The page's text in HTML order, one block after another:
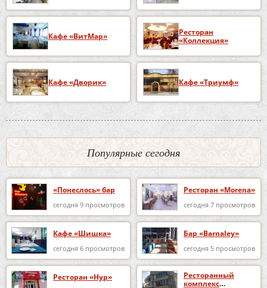
Кафе «ВитМар»
Ресторан
«Коллекция»
Кафе «Дворик» Кафе «Триумф»
Популярные сегодня
«Понеслось» бар
сегодня 9 просмотров
Ресторан «Morena»
сегодня 7 просмотров
Кафе «Шишка»
сегодня 6 просмотров
Бар «Barnaley»
сегодня 5 просмотров
Ресторан «Нур»
Ресторанный
комплекс